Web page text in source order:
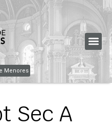
Menores
Sec A